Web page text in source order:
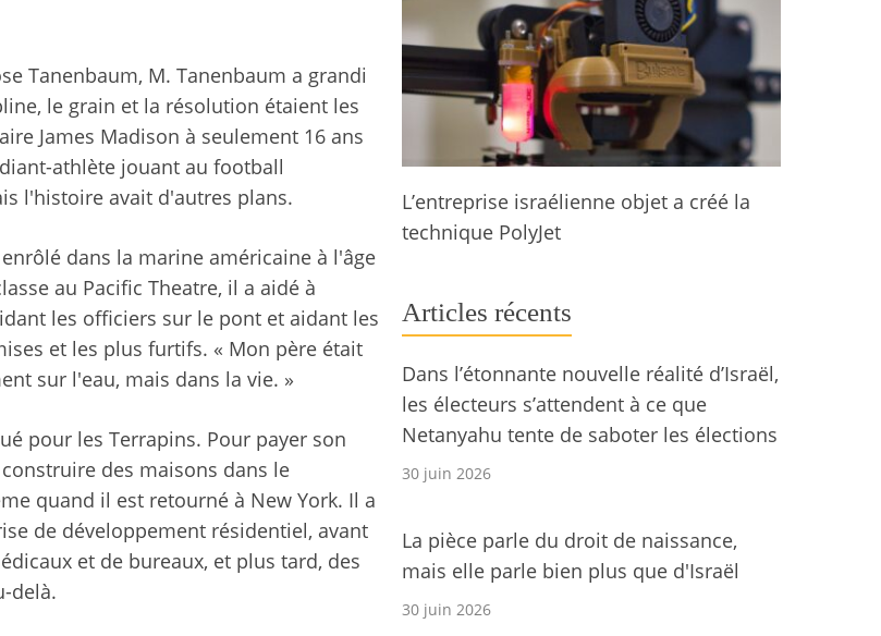
Tanenbaum, M. Tanenbaum a grandi
le grain et la résolution étaient les
James Madison à seulement 16 ans
athlète jouant au football
l'histoire avait d'autres plans.
dans la marine américaine à l'âge
au Pacific Theatre, il a aidé à
les officiers sur le pont et aidant les
et les plus furtifs. « Mon père était
sur l'eau, mais dans la vie. »
pour les Terrapins. Pour payer son
des maisons dans le
quand il est retourné à New York. Il a
de développement résidentiel, avant
et de bureaux, et plus tard, des
delà.
L’entreprise israélienne objet a créé la
technique PolyJet
Articles récents
Dans l’étonnante nouvelle réalité d’Israël,
les électeurs s’attendent à ce que
Netanyahu tente de saboter les élections
30 juin 2026
La pièce parle du droit de naissance,
mais elle parle bien plus que d'Israël
30 juin 2026